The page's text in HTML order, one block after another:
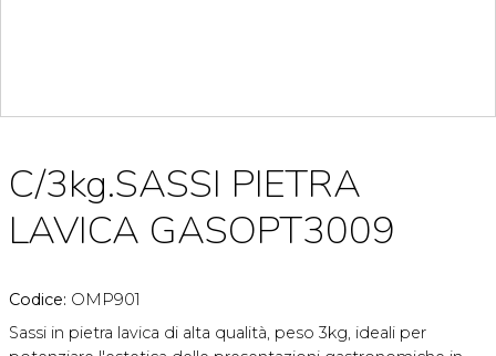
C/3kg.SASSI PIETRA
LAVICA GASOPT3009
Codice: OMP901
Sassi in pietra lavica di alta qualità, peso 3kg, ideali per